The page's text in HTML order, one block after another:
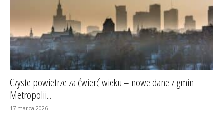
Czyste powietrze za ćwierć wieku – nowe dane z gmin
Metropolii...
17 marca 2026